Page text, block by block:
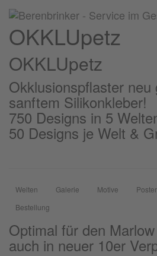
OKKLUpetz
OKKLUpetz
Okklusionspflaster
sanftem Silikonkleber!
750 Designs in 5
50 Designs je Welt &
Welten Galerie Motive Poster
Bestellung
Optimal für den
auch in neuer 10er